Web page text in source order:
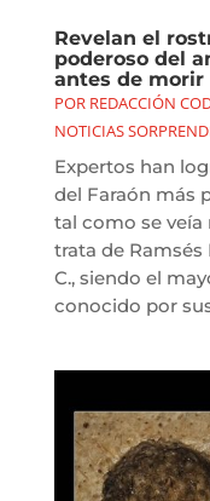
Revelan el
poderoso del
antes de morir
POR REDACCIÓN
NOTICIAS
Expertos han
del Faraón más
tal como se
trata de Ramsés
C., siendo el
conocido por